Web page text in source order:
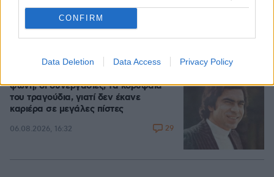
CONFIRM
Data Deletion Data Access Privacy Policy
06.08.2026, 09:18
φωνή, οι συνεργασίες, τα κορυφαία
του τραγούδια, γιατί δεν έκανε
καριέρα σε μεγάλες πίστες
06.08.2026, 16:32 29